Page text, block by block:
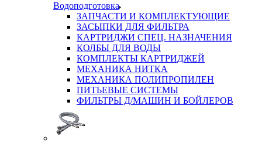
Водоподготовка
ЗАПЧАСТИ И КОМПЛЕКТУЮЩИЕ
ЗАСЫПКИ ДЛЯ ФИЛЬТРА
КАРТРИДЖИ СПЕЦ. НАЗНАЧЕНИЯ
КОЛБЫ ДЛЯ ВОДЫ
КОМПЛЕКТЫ КАРТРИДЖЕЙ
МЕХАНИКА НИТКА
МЕХАНИКА ПОЛИПРОПИЛЕН
ПИТЬЕВЫЕ СИСТЕМЫ
ФИЛЬТРЫ Д/МАШИН И БОЙЛЕРОВ